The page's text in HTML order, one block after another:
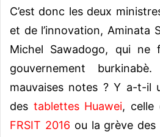
C’est donc les deux
et de l’innovation, Aminata
Michel Sawadogo, qui
gouvernement
mauvaises notes ? Y a-t-il
des tablettes Huawei, celle
FRSIT 2016 ou la grève des